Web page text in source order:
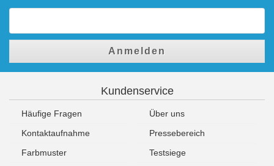
Anmelden
Kundenservice
Häufige Fragen
Über uns
Kontaktaufnahme
Pressebereich
Farbmuster
Testsiege